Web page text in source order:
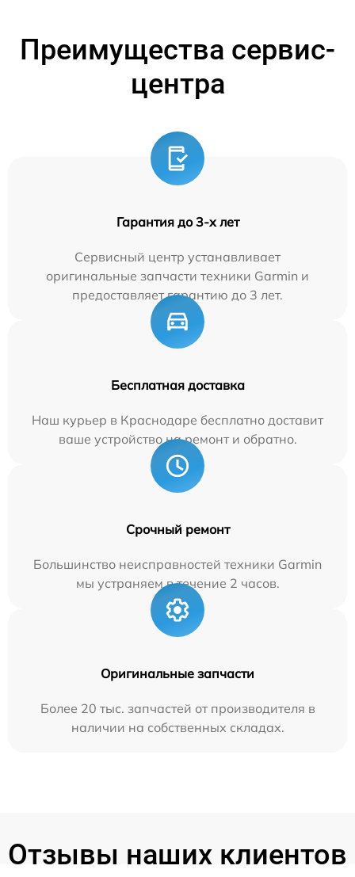
Преимущества сервис-
центра
Гарантия до 3-х лет
Сервисный центр устанавливает
оригинальные запчасти техники Garmin и
предоставляет гарантию до 3 лет.
Бесплатная доставка
Наш курьер в Краснодаре бесплатно доставит
ваше устройство на ремонт и обратно.
Срочный ремонт
Большинство неисправностей техники Garmin
мы устраняем в течение 2 часов.
Оригинальные запчасти
Более 20 тыс. запчастей от производителя в
наличии на собственных складах.
Отзывы наших клиентов